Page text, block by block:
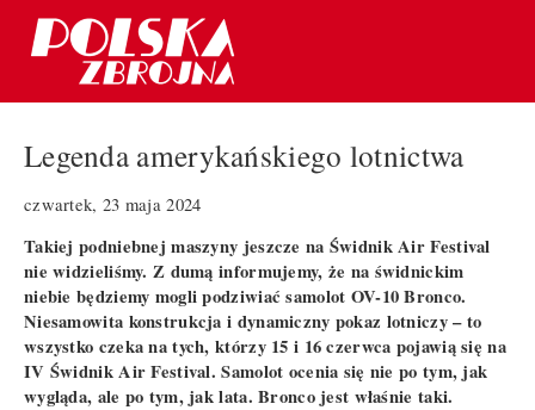
Legenda amerykańskiego lotnictwa
czwartek, 23 maja 2024
Takiej podniebnej maszyny jeszcze na Świdnik Air Festival
nie widzieliśmy. Z dumą informujemy, że na świdnickim
niebie będziemy mogli podziwiać samolot OV-10 Bronco.
Niesamowita konstrukcja i dynamiczny pokaz lotniczy – to
wszystko czeka na tych, którzy 15 i 16 czerwca pojawią się na
IV Świdnik Air Festival. Samolot ocenia się nie po tym, jak
wygląda, ale po tym, jak lata. Bronco jest właśnie taki.